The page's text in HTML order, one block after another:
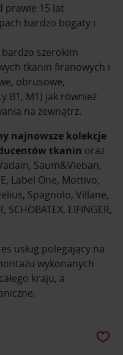
prawie 15 lat
bardzo bogaty i
szerokim
tkanin firanowych i
obrusowe,
B1, M1) jak również
na zewnątrz.
najnowsze kolekcje
tkanin oraz
Saum&Vieban,
Label One, Mottivo,
Spagnolo, Villane,
EIFINGER,
usług polegający na
wykonanych
kraju, a